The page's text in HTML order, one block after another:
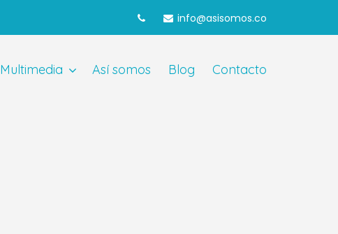
info@asisomos.co
Multimedia Así somos Blog Contacto